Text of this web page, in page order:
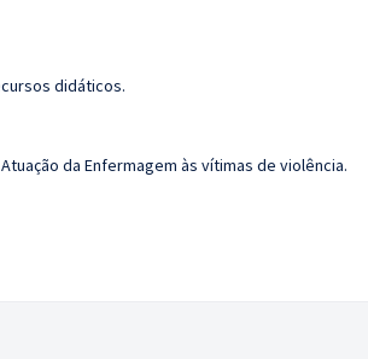
didáticos.
Atuação da Enfermagem às vítimas de violência.